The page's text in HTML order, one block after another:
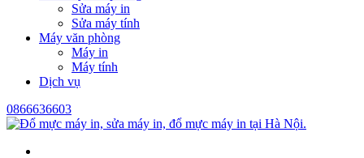
Sửa máy in
Sửa máy tính
Máy văn phòng
Máy in
Máy tính
Dịch vụ
0866636603